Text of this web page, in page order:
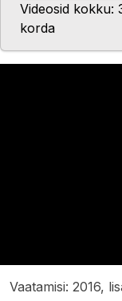
Videosid kokku:
korda
Vaatamisi: 2016,